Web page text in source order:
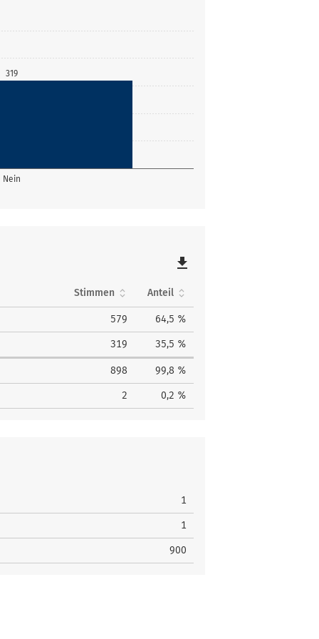
Nein
319
file_download
Stimmen Anteil
579 64,5 %
319 35,5 %
898 99,8 %
2 0,2 %
1
1
900